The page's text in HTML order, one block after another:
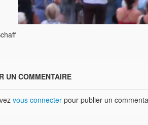
UN COMMENTAIRE
vous connecter pour publier un